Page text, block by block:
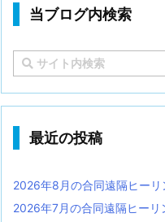
当ブログ内検索
最近の投稿
2026年8月の合同遠隔ヒーリ
2026年7月の合同遠隔ヒーリ